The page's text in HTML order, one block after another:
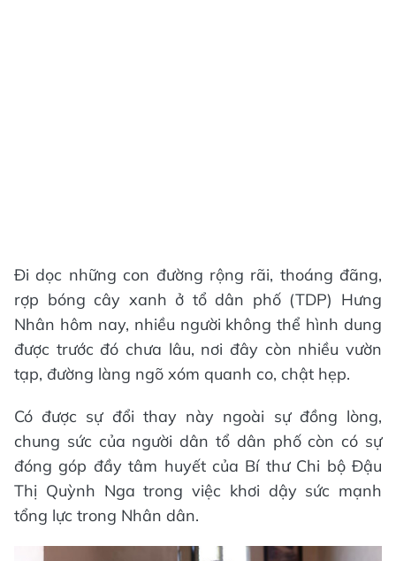
Đi dọc những con đường rộng rãi, thoáng đãng,
rợp bóng cây xanh ở tổ dân phố (TDP) Hưng
Nhân hôm nay, nhiều người không thể hình dung
được trước đó chưa lâu, nơi đây còn nhiều vườn
tạp, đường làng ngõ xóm quanh co, chật hẹp.
Có được sự đổi thay này ngoài sự đồng lòng,
chung sức của người dân tổ dân phố còn có sự
đóng góp đầy tâm huyết của Bí thư Chi bộ Đậu
Thị Quỳnh Nga trong việc khơi dậy sức mạnh
tổng lực trong Nhân dân.